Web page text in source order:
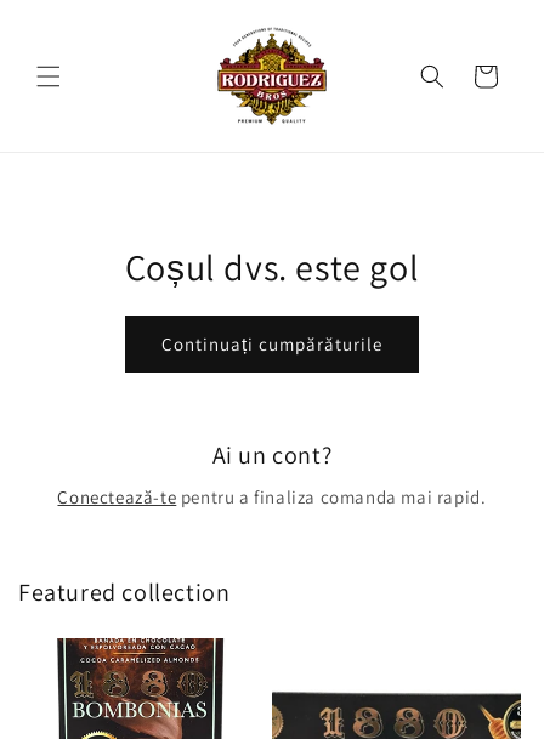
Coș
Coșul dvs. este gol
Continuați cumpărăturile
Ai un cont?
Conectează-te pentru a finaliza comanda mai rapid.
Featured collection